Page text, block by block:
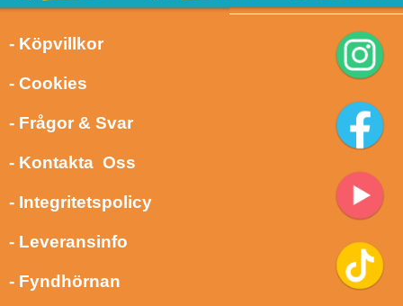
- Köpvillkor
- Cookies
- Frågor & Svar
- Kontakta Oss
- Integritetspolicy
- Leveransinfo
- Fyndhörnan